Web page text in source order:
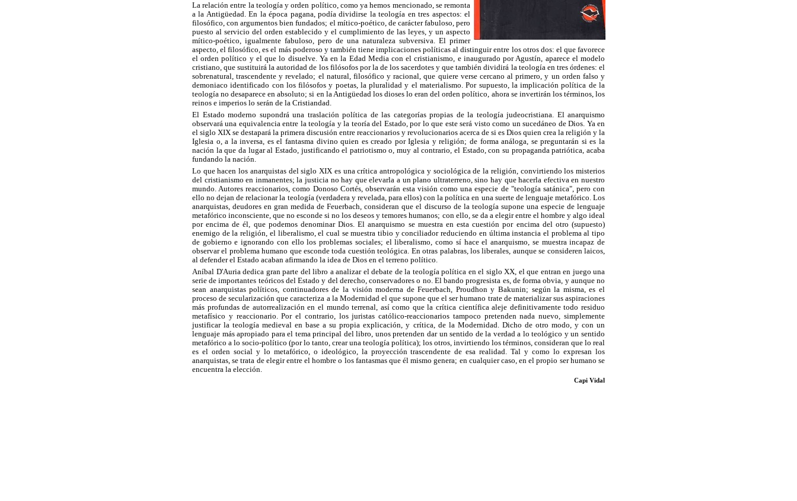
La relación entre la teología y orden político, como ya hemos mencionado, se remonta
a la Antigüedad. En la época pagana, podía dividirse la teología en tres aspectos: el
filosófico, con argumentos bien fundados; el mítico-poético, de carácter fabuloso, pero
puesto al servicio del orden establecido y el cumplimiento de las leyes, y un aspecto
mítico-poético, igualmente fabuloso, pero de una naturaleza subversiva. El primer
aspecto, el filosófico, es el más poderoso y también tiene implicaciones políticas al distinguir entre los otros dos: el que favorece
el orden político y el que lo disuelve. Ya en la Edad Media con el cristianismo, e inaugurado por Agustín, aparece el modelo
cristiano, que sustituirá la autoridad de los filósofos por la de los sacerdotes y que también dividirá la teología en tres órdenes: el
sobrenatural, trascendente y revelado; el natural, filosófico y racional, que quiere verse cercano al primero, y un orden falso y
demoniaco identificado con los filósofos y poetas, la pluralidad y el materialismo. Por supuesto, la implicación política de la
teología no desaparece en absoluto; si en la Antigüedad los dioses lo eran del orden político, ahora se invertirán los términos, los
reinos e imperios lo serán de la Cristiandad.
El Estado moderno supondrá una traslación política de las categorías propias de la teología judeocristiana. El anarquismo
observará una equivalencia entre la teología y la teoría del Estado, por lo que este será visto como un sucedáneo de Dios. Ya en
el siglo XIX se destapará la primera discusión entre reaccionarios y revolucionarios acerca de si es Dios quien crea la religión y la
Iglesia o, a la inversa, es el fantasma divino quien es creado por Iglesia y religión; de forma análoga, se preguntarán si es la
nación la que da lugar al Estado, justificando el patriotismo o, muy al contrario, el Estado, con su propaganda patriótica, acaba
fundando la nación.
Lo que hacen los anarquistas del siglo XIX es una crítica antropológica y sociológica de la religión, convirtiendo los misterios
del cristianismo en inmanentes; la justicia no hay que elevarla a un plano ultraterreno, sino hay que hacerla efectiva en nuestro
mundo. Autores reaccionarios, como Donoso Cortés, observarán esta visión como una especie de "teología satánica", pero con
ello no dejan de relacionar la teología (verdadera y revelada, para ellos) con la política en una suerte de lenguaje metafórico. Los
anarquistas, deudores en gran medida de Feuerbach, consideran que el discurso de la teología supone una especie de lenguaje
metafórico inconsciente, que no esconde si no los deseos y temores humanos; con ello, se da a elegir entre el hombre y algo ideal
por encima de él, que podemos denominar Dios. El anarquismo se muestra en esta cuestión por encima del otro (supuesto)
enemigo de la religión, el liberalismo, el cual se muestra tibio y conciliador reduciendo en última instancia el problema al tipo
de gobierno e ignorando con ello los problemas sociales; el liberalismo, como sí hace el anarquismo, se muestra incapaz de
observar el problema humano que esconde toda cuestión teológica. En otras palabras, los liberales, aunque se consideren laicos,
al defender el Estado acaban afirmando la idea de Dios en el terreno político.
Aníbal D'Auria dedica gran parte del libro a analizar el debate de la teología política en el siglo XX, el que entran en juego una
serie de importantes teóricos del Estado y del derecho, conservadores o no. El bando progresista es, de forma obvia, y aunque no
sean anarquistas políticos, continuadores de la visión moderna de Feuerbach, Proudhon y Bakunin; según la misma, es el
proceso de secularización que caracteriza a la Modernidad el que supone que el ser humano trate de materializar sus aspiraciones
más profundas de autorrealización en el mundo terrenal, así como que la crítica científica aleje definitivamente todo residuo
metafísico y reaccionario. Por el contrario, los juristas católico-reaccionarios tampoco pretenden nada nuevo, simplemente
justificar la teología medieval en base a su propia explicación, y crítica, de la Modernidad. Dicho de otro modo, y con un
lenguaje más apropiado para el tema principal del libro, unos pretenden dar un sentido de la verdad a lo teológico y un sentido
metafórico a lo socio-político (por lo tanto, crear una teología política); los otros, invirtiendo los términos, consideran que lo real
es el orden social y lo metafórico, o ideológico, la proyección trascendente de esa realidad. Tal y como lo expresan los
anarquistas, se trata de elegir entre el hombre o los fantasmas que él mismo genera; en cualquier caso, en el propio ser humano se
encuentra la elección.
Capi Vidal